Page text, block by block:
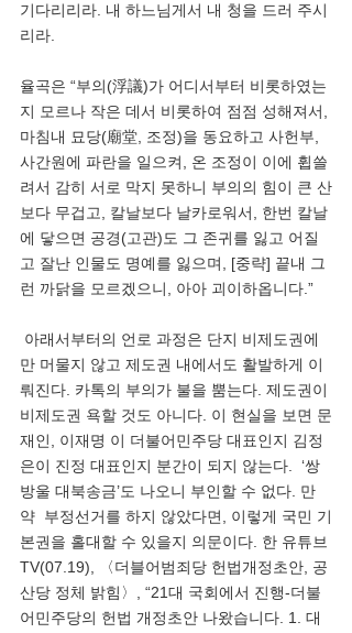
기다리리라. 내 하느님게서 내 청을 드러 주시
리라.
율곡은 “부의(浮議)가 어디서부터 비롯하였는
지 모르나 작은 데서 비롯하여 점점 성해져서,
마침내 묘당(廟堂, 조정)을 동요하고 사헌부,
사간원에 파란을 일으켜, 온 조정이 이에 휩쓸
려서 감히 서로 막지 못하니 부의의 힘이 큰 산
보다 무겁고, 칼날보다 날카로워서, 한번 칼날
에 닿으면 공경(고관)도 그 존귀를 잃고 어질
고 잘난 인물도 명예를 잃으며, [중략] 끝내 그
런 까닭을 모르겠으니, 아아 괴이하옵니다.”
만 머물지 않고 제도권 내에서도 활발하게 이
뤄진다. 카톡의 부의가 불을 뿜는다. 제도권이
비제도권 욕할 것도 아니다. 이 현실을 보면 문
재인, 이재명 이 더불어민주당 대표인지 김정
은이 진정 대표인지 분간이 되지 않는다.  ‘쌍
방울 대북송금’도 나오니 부인할 수 없다. 만
약  부정선거를 하지 않았다면, 이렇게 국민 기
본권을 홀대할 수 있을지 의문이다. 한 유튜브
TV(07.19), 〈더블어범죄당 헌법개정초안, 공
산당 정체 밝힘〉, “21대 국회에서 진행-더불
어민주당의 헌법 개정초안 나왔습니다. 1. 대